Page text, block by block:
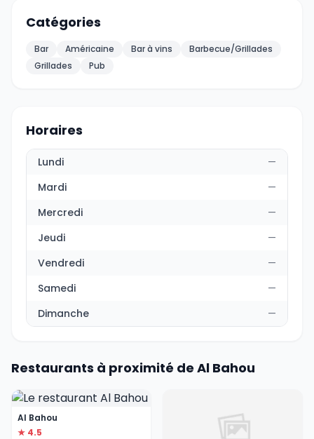
Catégories
Bar Américaine Bar à vins
Barbecue/Grillades
Grillades
Pub
Horaires
Lundi
—
Mardi
—
Mercredi
—
Jeudi
—
Vendredi
—
Samedi
—
Dimanche
—
Restaurants à proximité de Al Bahou
Al Bahou
★ 4.5